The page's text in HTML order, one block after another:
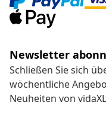
Newsletter
Schließen Sie sich
wöchentliche
Neuheiten von